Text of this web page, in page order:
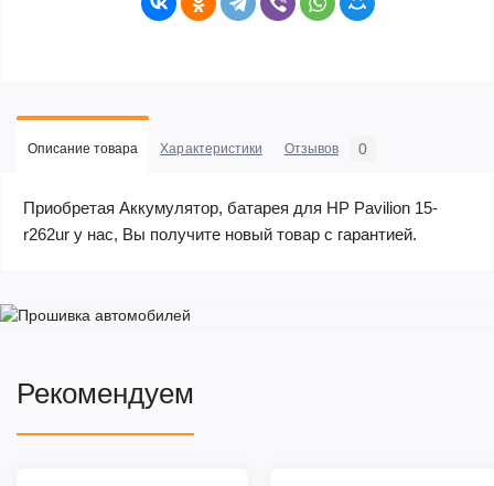
Описание товара Характеристики Отзывов 0
Приобретая Аккумулятор, батарея для HP Pavilion 15-
r262ur у нас, Вы получите новый товар с гарантией.
Рекомендуем